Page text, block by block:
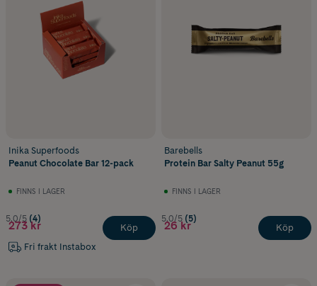
Inika Superfoods
Peanut Chocolate Bar 12-pack
FINNS I LAGER
5.0/5 (4)
273 kr
Fri frakt Instabox
Köp
Barebells
Protein Bar Salty Peanut 55g
FINNS I LAGER
5.0/5 (5)
26 kr Köp